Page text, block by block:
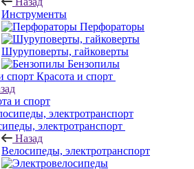
Инструменты
Перфораторы
Шуруповерты, гайковерты
Бензопилы
Красота и спорт
и спорт
электротранспорт
Назад
Велосипеды, электротранспорт